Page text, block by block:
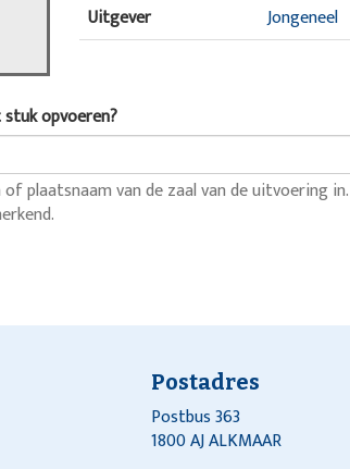
Uitgever
Jongeneel
opvoeren?
of plaatsnaam van de zaal van de uitvoering
Postadres
Postbus 363
1800 AJ ALKMAAR